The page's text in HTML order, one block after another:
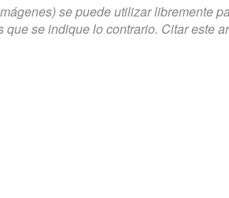
se puede utilizar libremente
que se indique lo contrario. Citar este